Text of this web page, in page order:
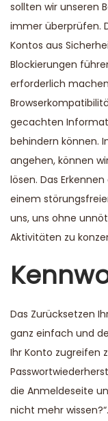
sollten wir unseren
immer überprüfen.
Kontos aus
Blockierungen
erforderlich
gecachten
behindern können.
angehen, können
lösen. Das
einem
uns, uns ohne
Aktivitäten zu
Das Zurücksetzen
ganz einfach und
Ihr Konto zugreifen
die Anmeldeseite
nicht mehr